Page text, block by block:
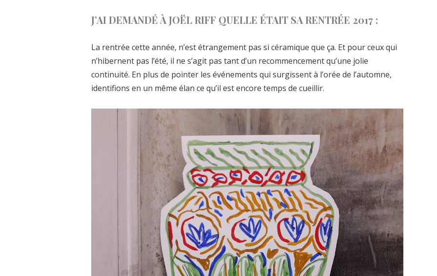
J’AI DEMANDÉ À JOËL RIFF QUELLE ÉTAIT SA RENTRÉE 2017 :
La rentrée cette année, n’est étrangement pas si céramique que ça. Et pour ceux qui
n’hibernent pas l’été, il ne s’agit pas tant d’un recommencement qu’une jolie
continuité. En plus de pointer les événements qui surgissent à l’orée de l’automne,
identifions en un même élan ce qu’il est encore temps de cueillir.